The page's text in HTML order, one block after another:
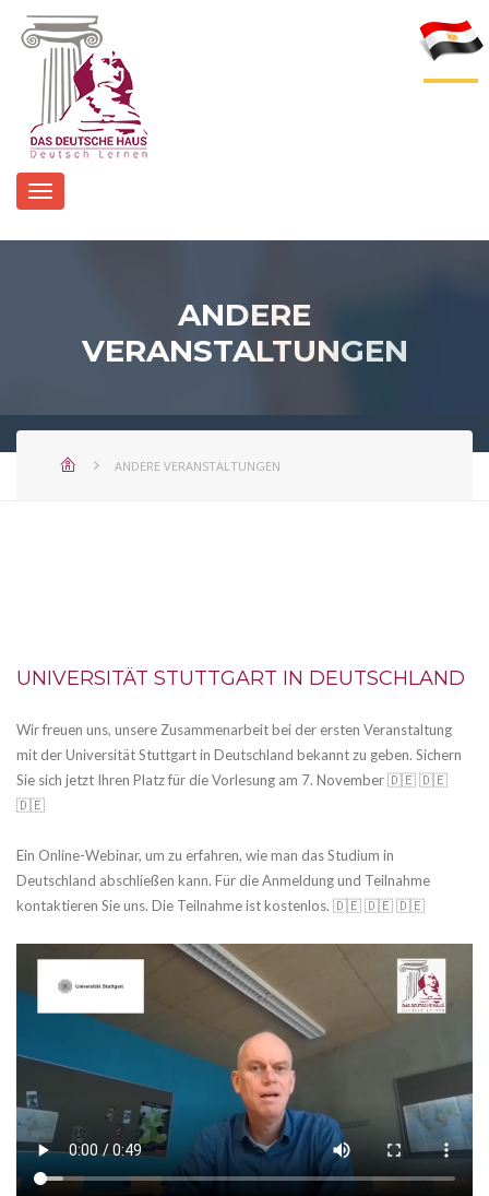
ANDERE
VERANSTALTUNGEN
ANDERE VERANSTALTUNGEN
UNIVERSITÄT STUTTGART IN DEUTSCHLAND
Wir freuen uns, unsere Zusammenarbeit bei der ersten Veranstaltung
mit der Universität Stuttgart in Deutschland bekannt zu geben. Sichern
Sie sich jetzt Ihren Platz für die Vorlesung am 7. November 🇩🇪 🇩🇪
🇩🇪
Ein Online-Webinar, um zu erfahren, wie man das Studium in
Deutschland abschließen kann. Für die Anmeldung und Teilnahme
kontaktieren Sie uns. Die Teilnahme ist kostenlos. 🇩🇪 🇩🇪 🇩🇪